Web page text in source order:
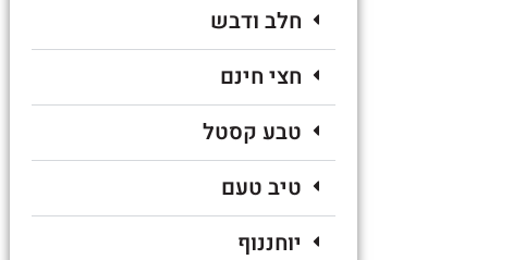
חלב ודבש
חצי חינם
טבע קסטל
טיב טעם
יוחננוף